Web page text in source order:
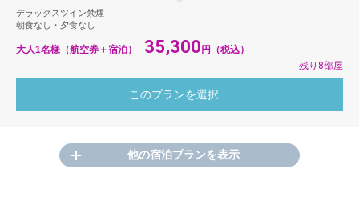
デラックスツイン禁煙
朝食なし・夕食なし
大人1名様（航空券＋宿泊） 35,300円（税込）
残り8部屋
他の宿泊プランを表示